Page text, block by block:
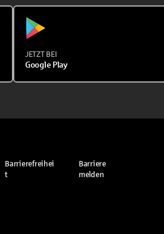
JETZT BEI
Google Play
Barrierefreihei
t
Barriere
melden